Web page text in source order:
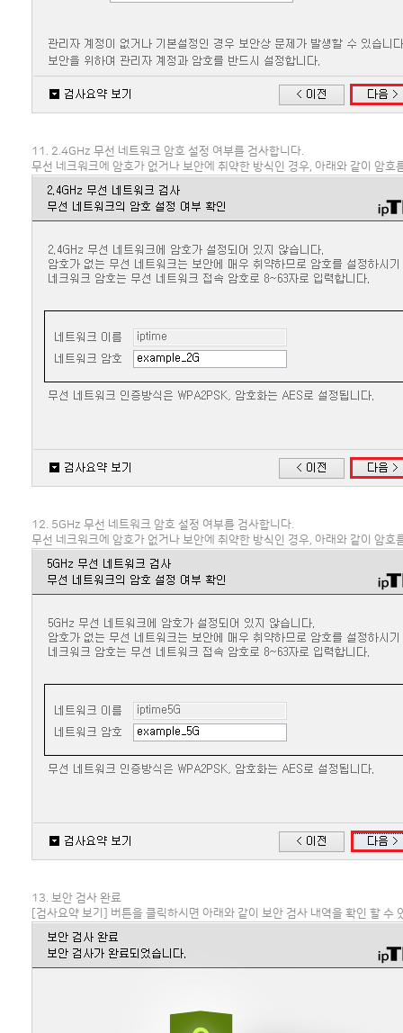
11. 2.4GHz 무선 네트워크 암호 설정 여부를 검사합니다.
무선 네크워크에 암호가 없거나 보안에 취약한 방식인 경우, 아래와 같이 암
12. 5GHz 무선 네트워크 암호 설정 여부를 검사합니다.
무선 네크워크에 암호가 없거나 보안에 취약한 방식인 경우, 아래와 같이 암
13. 보안 검사 완료
[검사요약 보기] 버튼을 클릭하시면 아래와 같이 보안 검사 내역을 확인 할 수